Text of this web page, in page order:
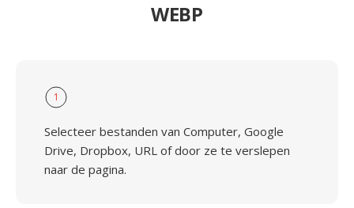
WEBP
1
Selecteer bestanden van Computer, Google
Drive, Dropbox, URL of door ze te verslepen
naar de pagina.